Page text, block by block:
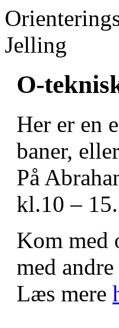
Jelling
O-
Her er en
baner,
På
kl.10 – 15.
Kom med
med
Læs mere